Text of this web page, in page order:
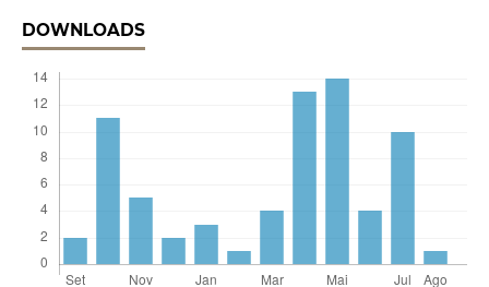
DOWNLOADS